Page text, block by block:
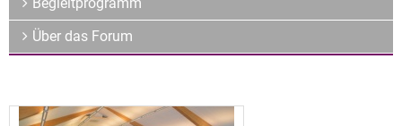
Über das Forum